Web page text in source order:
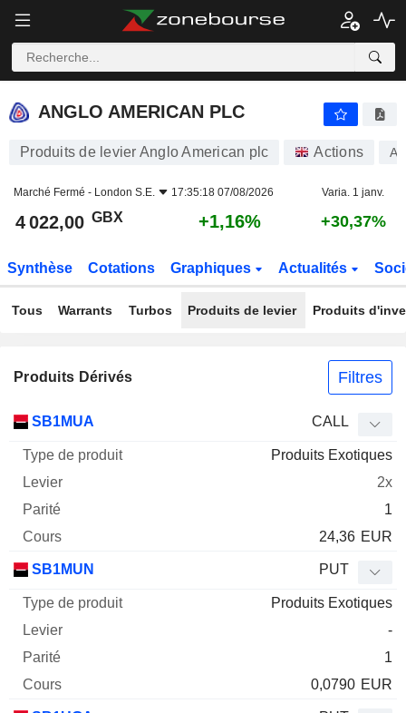
ANGLO AMERICAN PLC
ANGLO AMERICAN PLC
Produits de levier Anglo American plc Actions
Marché Fermé - London S.E. 17:35:18 07/08/2026 Varia. 1 janv.
4 022,00 GBX +1,16% +30,37%
Synthèse Cotations Graphiques Actualités
Tous Warrants Turbos Produits de levier Produits
Produits Dérivés Filtres
Mnemo Type produit
Cours
SB1MUA CALL
Produits Exotiques
2x
1
24,36 EUR
SB1MUN PUT
Produits Exotiques
-
1
0,0790 EUR